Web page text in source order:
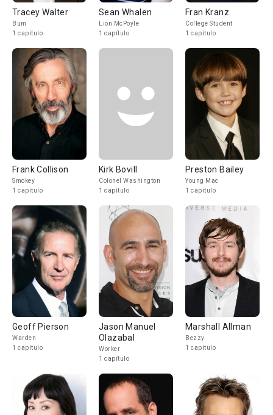
Tracey Walter
Bum
1 capítulo
Sean Whalen
Lion McPoyle
1 capítulo
Fran Kranz
College Student
1 capítulo
Frank Collison
Smokey
1 capítulo
Kirk Bovill
Colonel Washington
1 capítulo
Preston Bailey
Young Mac
1 capítulo
Geoff Pierson
Warden
1 capítulo
Jason Manuel
Olazabal
Worker
1 capítulo
Marshall Allman
Bezzy
1 capítulo